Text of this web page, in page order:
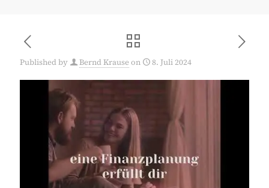
Published by Bernd Krause on 8. Juli 2024